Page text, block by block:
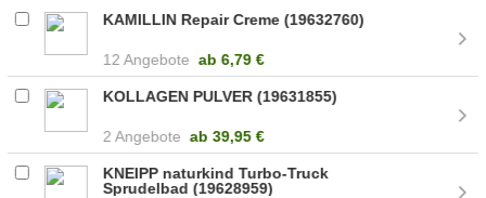
KAMILLIN Repair Creme (19632760)
12 Angebote ab 6,79 €
KOLLAGEN PULVER (19631855)
2 Angebote ab 39,95 €
KNEIPP naturkind Turbo-Truck
Sprudelbad (19628959)